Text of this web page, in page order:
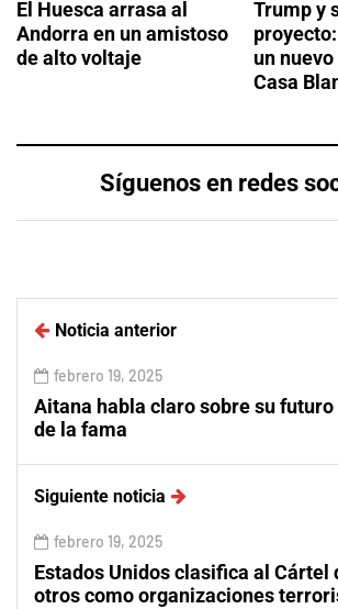
El Huesca arrasa al
Andorra en un amistoso
de alto voltaje
Trump y
un
Casa
Síguenos en redes
Noticia anterior
febrero 19, 2025
Aitana habla claro sobre su
de la fama
Siguiente noticia
febrero 19, 2025
Estados Unidos clasifica al Cártel
otros como organizaciones